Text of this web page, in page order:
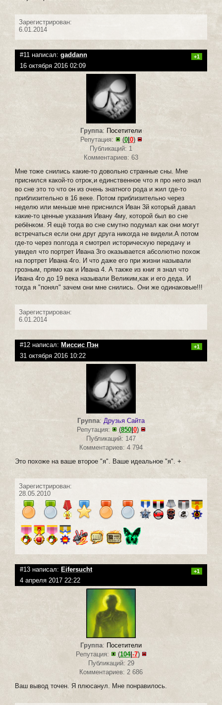
Зарегистрирован:
6.01.2014
#11 написал: gaddann +1
16 октября 2016 02:09
Группа: Посетители
Репутация:
(0| 0)
Публикаций: 1
Комментариев: 63
Мне тоже снились какие-то довольно странные сны. Мне
приснился какой-то отрок,и единственное что я про него знал
во сне это то что он из очень знатного рода и жил где-то
приблизительно в 16 веке. Потом приблизительно через
неделю или меньше мне приснился Иван 3й который давал
какие-то ценные указания Ивану 4му, которой был во сне
ребёнком. Я ещё тогда во сне смутно подумал как они могут
встречаться если они друг друга никогда не видели.А потом
где-то через полгода я смотрел историческую передачу и
увидел что портрет Ивана 3го оказывается абсолютно похож
на портрет Ивана 4го. И что даже его при жизни называли
грозным, прямо как и Ивана 4. А также из книг я знал что
Ивана 4го до 19 века называли Великим,как и его деда. И
тогда я "понял" зачем они мне снились. Они же одинаковые!!!
Зарегистрирован:
6.01.2014
#12 написал: Миссис Пэн +1
31 октября 2016 10:22
Группа: Друзья Сайта
Репутация:
(850| 0)
Публикаций: 147
Комментариев: 4 794
Это похоже на ваше второе "я". Ваше идеальное "я". +
Зарегистрирован:
28.05.2010
#13 написал: Eifersucht +1
4 апреля 2017 22:22
Группа: Посетители
Репутация:
(104| -7)
Публикаций: 29
Комментариев: 2 686
Ваш вывод точен. Я плюсанул. Мне понравилось.